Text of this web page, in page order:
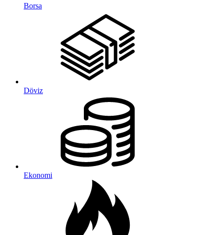
Borsa
Döviz
Ekonomi